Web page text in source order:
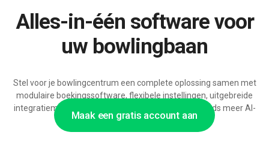
Maak een gratis account aan
Alles-in-één software voor
uw bowlingbaan
Stel voor je bowlingcentrum een complete oplossing samen met
modulaire boekingssoftware, flexibele instellingen, uitgebreide
integratiemogelijkheden en ondersteuning voor steeds meer AI-
functies.